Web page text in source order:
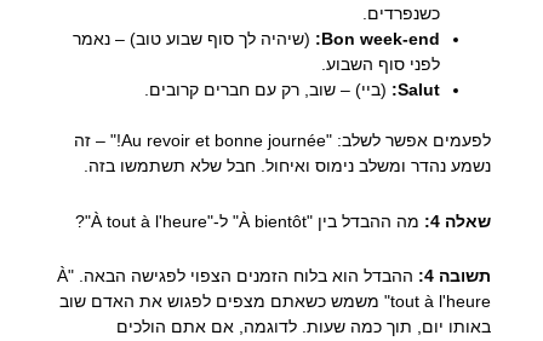
כשנפרדים.
Bon week-end:
(שיהיה לך סוף שבוע טוב) – נאמר
לפני סוף השבוע.
Salut:
(ביי) – שוב, רק עם חברים קרובים.
לפעמים אפשר לשלב: "Au revoir et bonne journée!" – זה
נשמע נהדר ומשלב נימוס ואיחול. חבל שלא תשתמשו בזה.
שאלה 4: מה ההבדל בין "À bientôt" ל-"À tout à l'heure"?
תשובה 4:
ההבדל הוא בלוח הזמנים הצפוי לפגישה הבאה. "À
tout à l'heure" משמש כשאתם מצפים לפגוש את האדם שוב
באותו יום, תוך כמה שעות. לדוגמה, אם אתם הולכים